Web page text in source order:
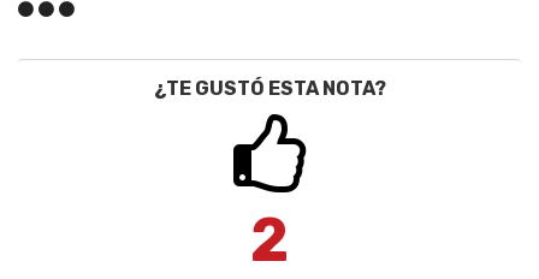
¿TE GUSTÓ ESTA NOTA?
2